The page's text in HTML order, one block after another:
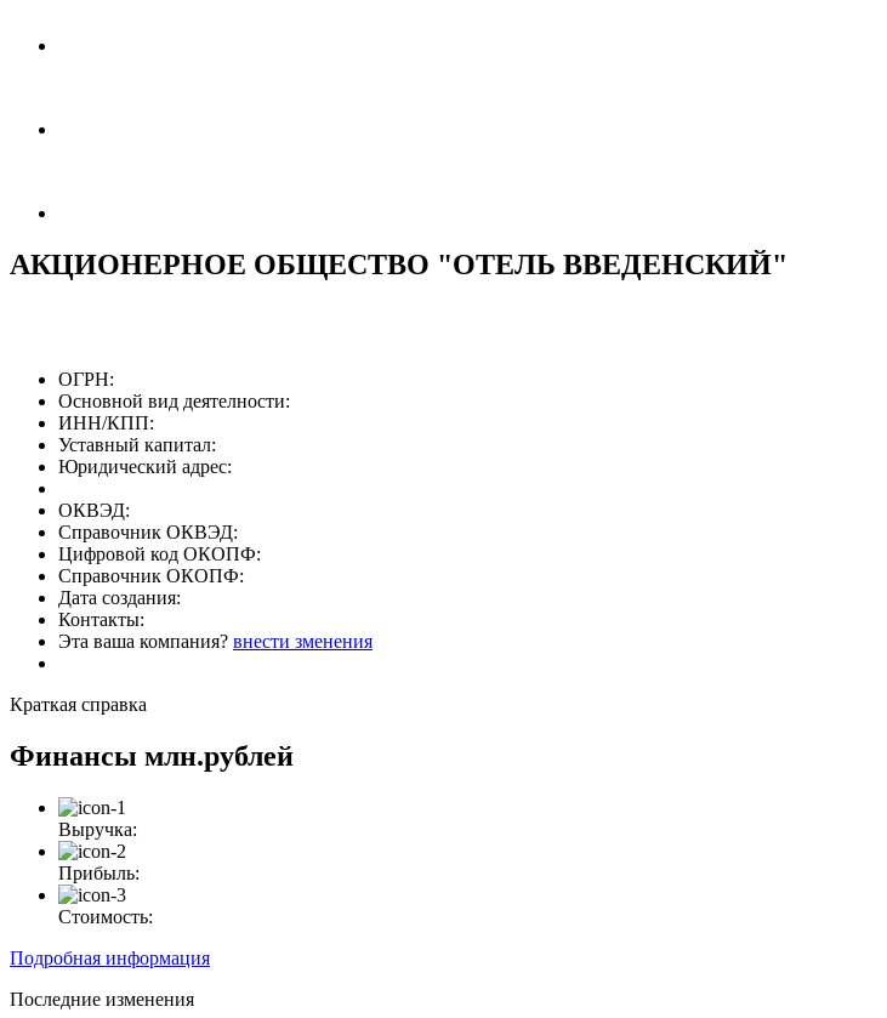
АКЦИОНЕРНОЕ ОБЩЕСТВО "ОТЕЛЬ ВВЕДЕНСКИЙ"
ОГРН:
Основной вид деятелности:
ИНН/КПП:
Уставный капитал:
Юридический адрес:
ОКВЭД:
Справочник ОКВЭД:
Цифровой код ОКОПФ:
Справочник ОКОПФ:
Дата создания:
Контакты:
Эта ваша компания? внести зменения
Краткая справка
Финансы млн.рублей
Выручка:
Прибыль:
Стоимость:
Подробная информация
Последние изменения